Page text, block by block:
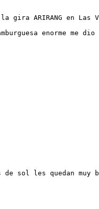
gira ARIRANG en Las
enorme me
de sol les quedan muy